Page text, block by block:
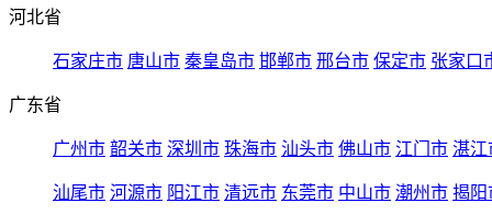
河北省
石家庄市 唐山市 秦皇岛市 邯郸市 邢台市 保定市 张家口
广东省
广州市 韶关市 深圳市 珠海市 汕头市 佛山市 江门市 湛江
汕尾市 河源市 阳江市 清远市 东莞市 中山市 潮州市 揭阳